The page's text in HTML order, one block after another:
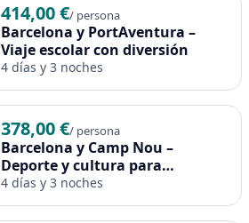
414,00 €/ persona
Barcelona y PortAventura –
Viaje escolar con diversión
4 días y 3 noches
378,00 €/ persona
Barcelona y Camp Nou –
Deporte y cultura para
escolares
4 días y 3 noches